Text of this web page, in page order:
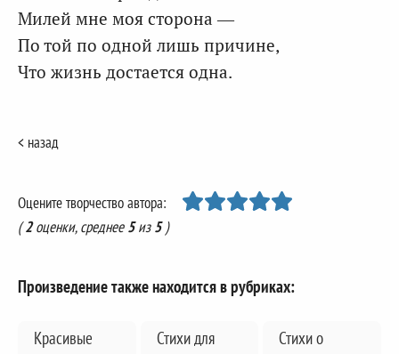
Милей мне моя сторона —
По той по одной лишь причине,
Что жизнь достается одна.
< назад
Оцените творчество автора:
(2оценки, среднее5из5)
Произведение также находится в рубриках:
Красивые Стихи для Стихи о